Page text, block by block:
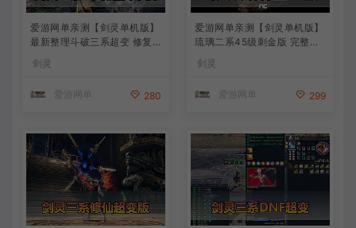
爱游网单亲测【剑灵单机版】
最新整理斗破三系超变 修复4
伤 切割 无限内力 特色装备 内
键端 通用单机安装教学
剑灵
爱游网单 280
爱游网单亲测【剑灵单机版】
琉璃二系45级刺金版 完整武
安装教学 虚拟机一键端
剑灵
爱游网单 299